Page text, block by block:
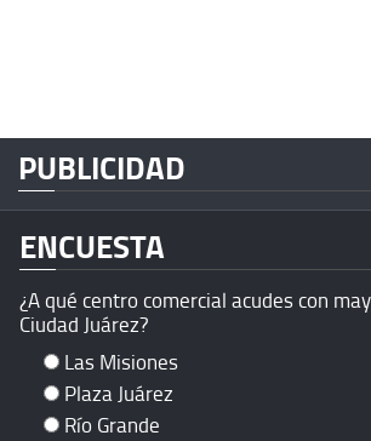
PUBLICIDAD
ENCUESTA
¿A qué centro comercial acudes con
Ciudad Juárez?
Las Misiones
Plaza Juárez
Río Grande